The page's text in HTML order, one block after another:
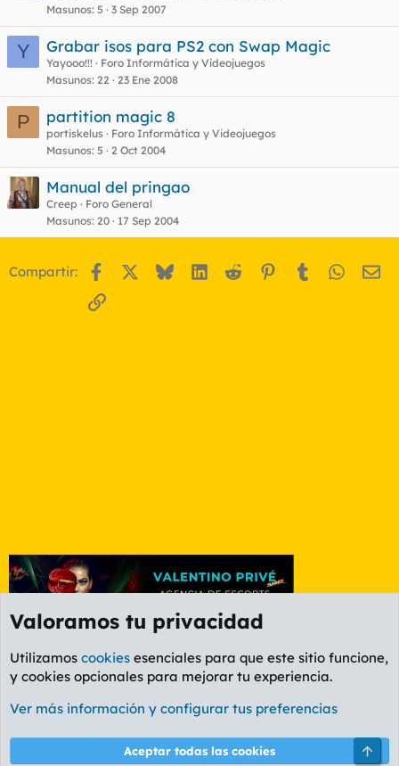
Masunos 5 3 Sep 2007
Y Grabar isos para PS2 con Swap Magic
Yayooo!!!
Foro Informática y Videojuegos
Masunos 22 23 Ene 2008
P partition magic 8
portiskelus
Foro Informática y Videojuegos
Masunos 5 2 Oct 2004
Manual del pringao
Creep
Foro General
Masunos 20 17 Sep 2004
Compartir: Facebook BlueskyLinkedIn
Reddit Pinterest
Tumblr
Enlace
Foro Informática y Videojuegos
Cookies
PL OLDSTYLE AMARILLO
Términos y reglas Política de privacidad Ayuda
Valoramos tu privacidad
Utilizamos cookies esenciales para que este sitio funcione,
y cookies opcionales para mejorar tu experiencia.
Ver más información y configurar tus preferencias
Aceptar todas las cookies